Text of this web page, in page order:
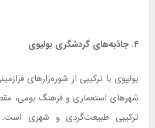
۴.جاذبه‌های گردشگری بولیوی
بولیوی با ترکیبی از شوره‌زارهای
شهرهای استعماری و فرهنگ بومی،
ترکیبی طبیعت‌گردی و شهری است.